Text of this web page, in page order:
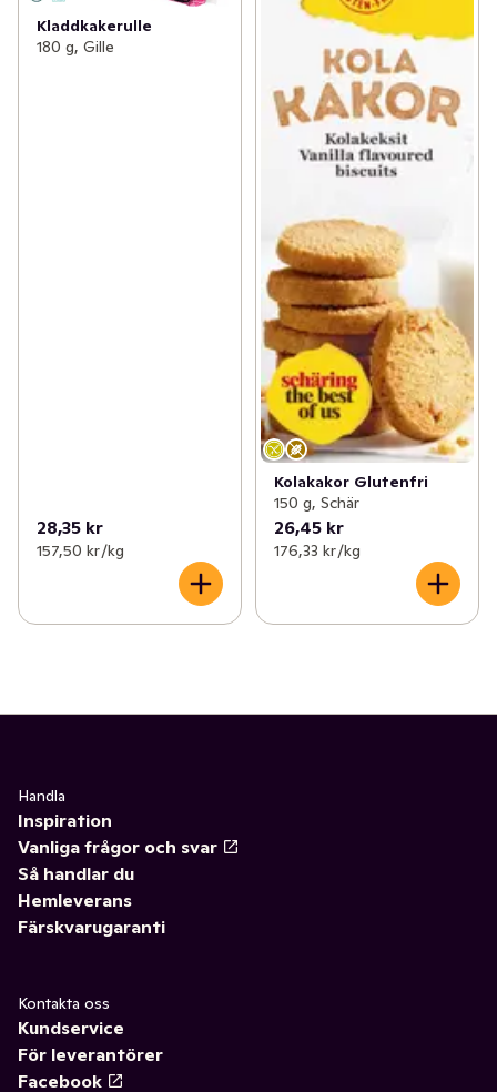
Kladdkakerulle
180 g, Gille
28,35 kr
157,50 kr /kg
Kolakakor Glutenfri
150 g, Schär
26,45 kr
176,33 kr /kg
Handla
Inspiration
Vanliga frågor och svar
Så handlar du
Hemleverans
Färskvarugaranti
Kontakta oss
Kundservice
För leverantörer
Facebook